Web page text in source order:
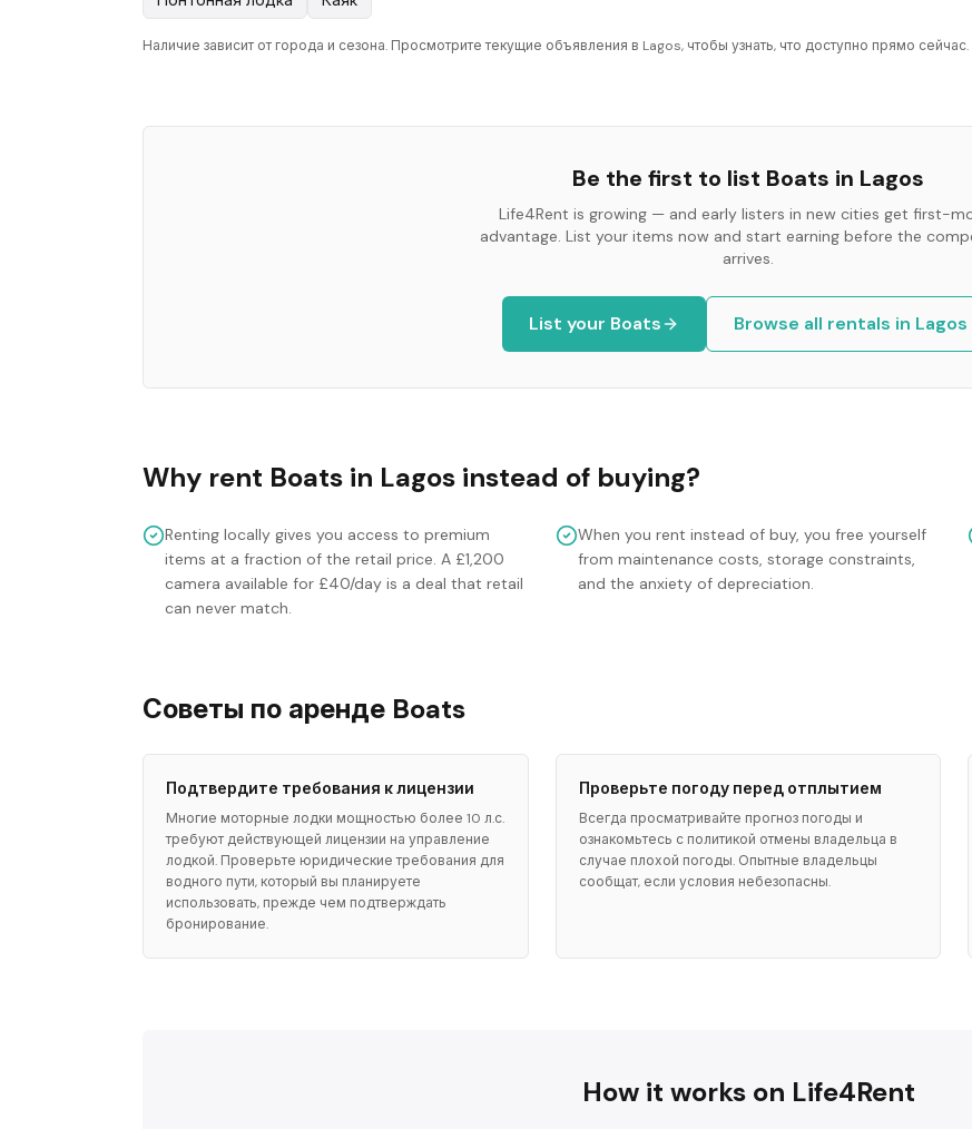
Наличие зависит от города и сезона. Просмотрите текущие объявления в Lagos, чтобы узнать, что доступно прямо сейчас.
Be the first to list Boats in Lagos
Life4Rent is growing — and early listers in new cities get first-
advantage. List your items now and start earning before the
arrives.
List your Boats Browse all rentals in Lagos
Why rent Boats in Lagos instead of buying?
Renting locally gives you access to premium
items at a fraction of the retail price. A £1,200
camera available for £40/day is a deal that retail
can never match.
When you rent instead of buy, you free yourself
from maintenance costs, storage constraints,
and the anxiety of depreciation.
Советы по аренде Boats
Подтвердите требования к лицензии
Многие моторные лодки мощностью более 10 л.с.
требуют действующей лицензии на управление
лодкой. Проверьте юридические требования для
водного пути, который вы планируете
использовать, прежде чем подтверждать
бронирование.
Проверьте погоду перед отплытием
Всегда просматривайте прогноз погоды и
ознакомьтесь с политикой отмены владельца в
случае плохой погоды. Опытные владельцы
сообщат, если условия небезопасны.
How it works on Life4Rent